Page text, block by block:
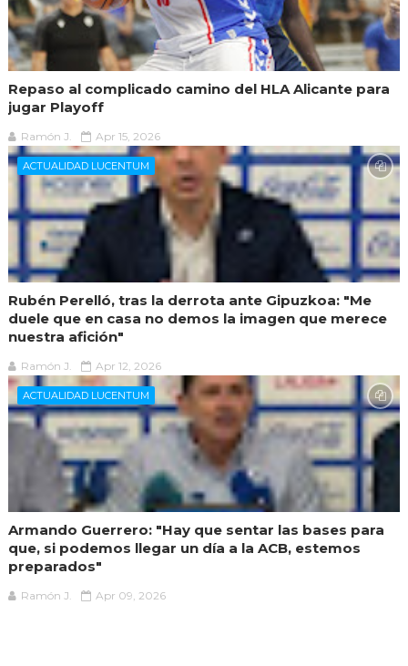
Repaso al complicado camino del HLA Alicante para
jugar Playoff
Ramón J. Apr 15, 2026
ACTUALIDAD LUCENTUM
Rubén Perelló, tras la derrota ante Gipuzkoa: "Me
duele que en casa no demos la imagen que merece
nuestra afición"
Ramón J. Apr 12, 2026
ACTUALIDAD LUCENTUM
Armando Guerrero: "Hay que sentar las bases para
que, si podemos llegar un día a la ACB, estemos
preparados"
Ramón J. Apr 09, 2026